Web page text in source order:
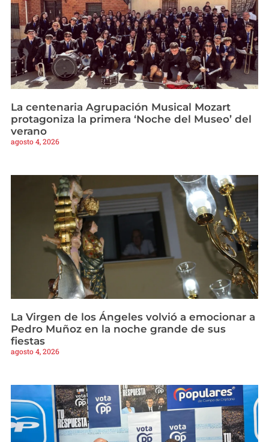
La centenaria Agrupación Musical Mozart
protagoniza la primera ‘Noche del Museo’ del
verano
agosto 4, 2026
La Virgen de los Ángeles volvió a emocionar a
Pedro Muñoz en la noche grande de sus
fiestas
agosto 4, 2026